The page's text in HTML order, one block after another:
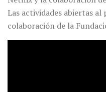
Las actividades abiertas
colaboración de la